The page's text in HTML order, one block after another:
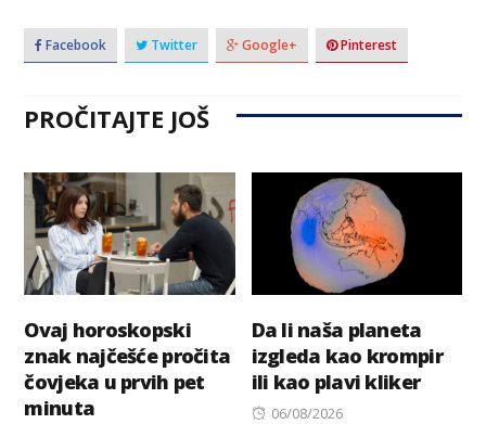
Facebook Twitter Google+ Pinterest
PROČITAJTE JOŠ
Ovaj horoskopski
znak najčešće pročita
čovjeka u prvih pet
minuta
Da li naša planeta
izgleda kao krompir
ili kao plavi kliker
Posted
06/08/2026